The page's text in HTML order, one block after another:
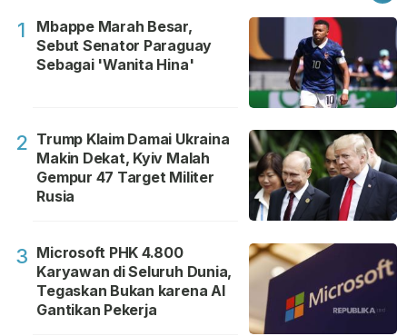
1
Mbappe Marah Besar,
Sebut Senator Paraguay
Sebagai 'Wanita Hina'
2 Trump Klaim Damai Ukraina
Makin Dekat, Kyiv Malah
Gempur 47 Target Militer
Rusia
3 Microsoft PHK 4.800
Karyawan di Seluruh Dunia,
Tegaskan Bukan karena AI
Gantikan Pekerja